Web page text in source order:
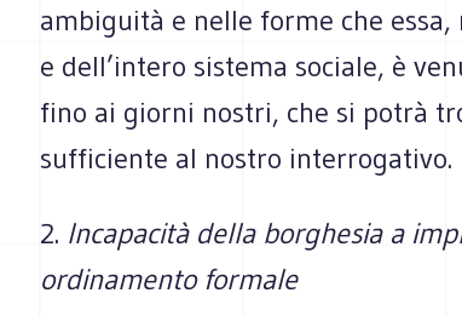
ambiguità e nelle forme che
e dell’intero sistema sociale, è
fino ai giorni nostri, che si potrà
sufficiente al nostro interrogativo.
2. Incapacità della borghesia a
ordinamento formale